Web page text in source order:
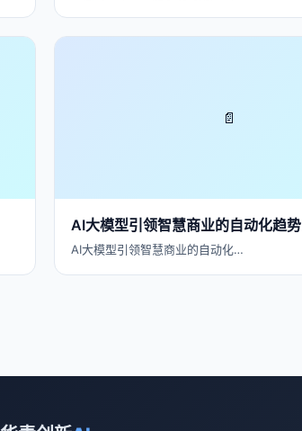
📄
AI大模型引领智慧商业的自动化趋势
AI大模型引领智慧商业的自动化…